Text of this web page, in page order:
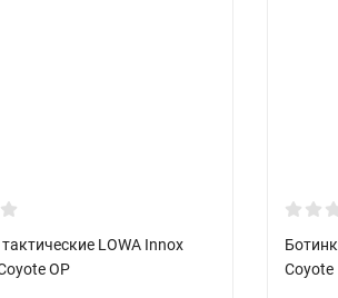
LOWA Innox
OP
Coyote